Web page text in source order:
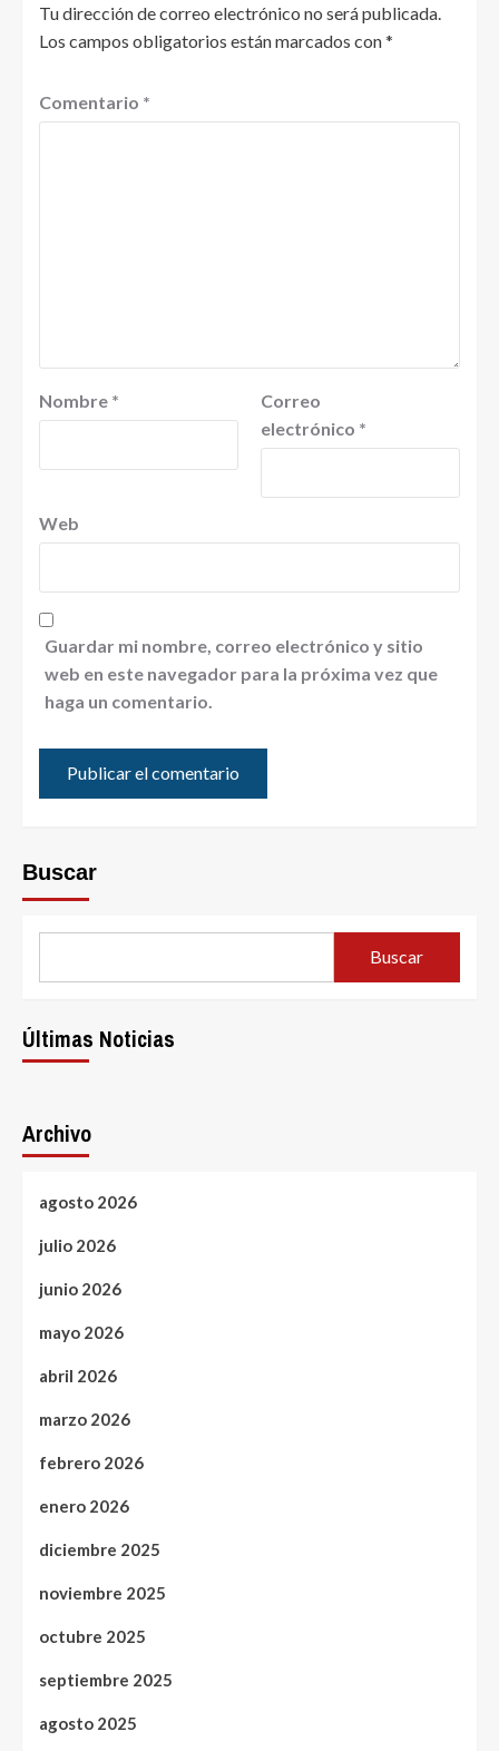
Tu dirección de correo electrónico no será publicada.
Los campos obligatorios están marcados con*
Comentario *
Nombre *
Correo
electrónico *
Web
Guardar mi nombre, correo electrónico y sitio
web en este navegador para la próxima vez que
haga un comentario.
Buscar
Buscar
Últimas Noticias
Archivo
agosto 2026
julio 2026
junio 2026
mayo 2026
abril 2026
marzo 2026
febrero 2026
enero 2026
diciembre 2025
noviembre 2025
octubre 2025
septiembre 2025
agosto 2025